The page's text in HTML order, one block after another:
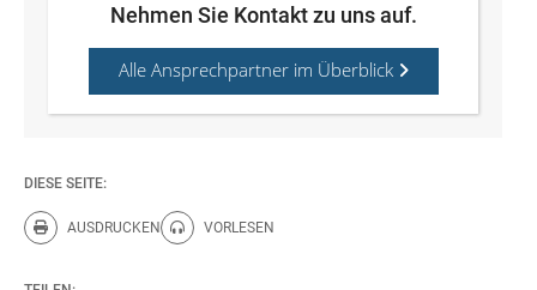
Nehmen Sie Kontakt zu uns auf.
Alle Ansprechpartner im Überblick
DIESE SEITE:
AUSDRUCKEN
Diese Seite drucken.
VORLESEN
Diese Seite vorlesen.